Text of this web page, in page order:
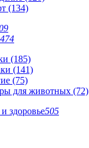
(134)
474
(185)
(141)
(75)
для животных (72)
здоровье505